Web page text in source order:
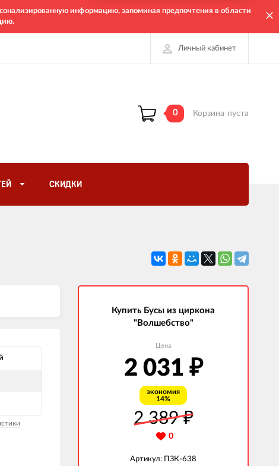
информацию, запоминая предпочтения в области
Личный кабинет
0 Корзина пуста
СКИДКИ
Купить Бусы из циркона
"Волшебство"
Цена
2 031 ₽
экономия
14%
2 389₽
0
Артикул: ПЗК-638